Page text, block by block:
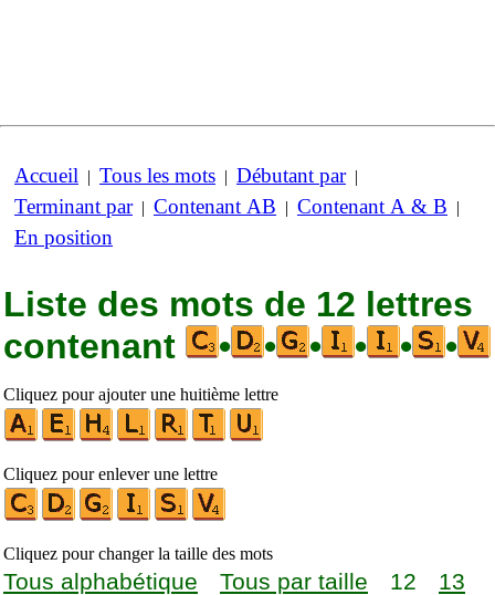
Accueil | Tous les mots | Débutant par|
Terminant par| Contenant AB | Contenant A & B |
En position
Liste des mots de 12 lettres
contenant
• • • • • •
Cliquez pour ajouter une huitième lettre
Cliquez pour enlever une lettre
Cliquez pour changer la taille des mots
Tous alphabétique Tous par taille 12
13